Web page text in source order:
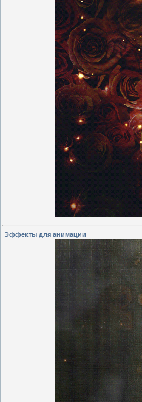
Эффекты для анимации